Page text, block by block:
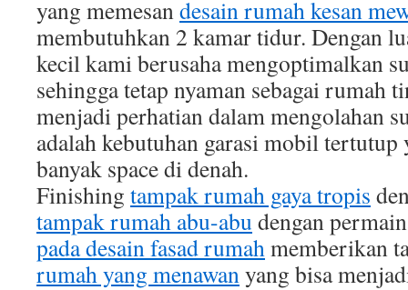
yang memesandesain rumah kesan
membutuhkan 2 kamar tidur. Dengan
kecil kami berusaha mengoptimalkan
sehingga tetap nyaman sebagai rumah
menjadi perhatian dalam mengolahan
adalah kebutuhan garasi mobil tertutup
banyak space di denah.
Finishing tampak rumah gaya tropis
tampak rumah abu-abu dengan
pada desain fasad rumahmemberikan
rumah yang menawanyang bisa